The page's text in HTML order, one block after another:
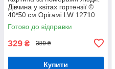
Дівчина у квітах гортензії ©
40*50 см Орігамі LW 12710
Готово до відправки
329 ₴ 389 ₴
Купити